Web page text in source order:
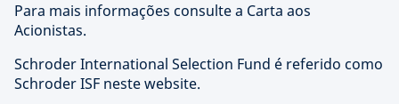
Para mais informações consulte a Carta aos
Acionistas.
Schroder International Selection Fund é referido como
Schroder ISF neste website.